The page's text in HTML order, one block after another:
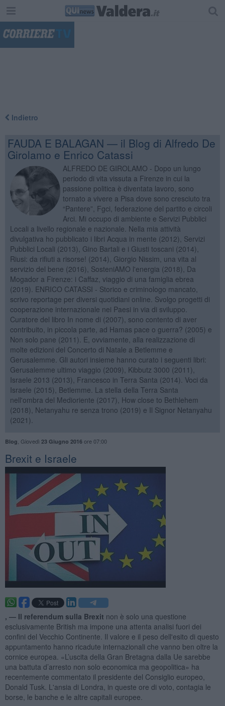
Indietro
FAUDA E BALAGAN — il Blog di Alfredo De
Girolamo e Enrico Catassi
ALFREDO DE GIROLAMO - Dopo un lungo
periodo di vita vissuta a Firenze in cui la
passione politica è diventata lavoro, sono
tornato a vivere a Pisa dove sono cresciuto tra
“Pantere”, Fgci, federazione del partito e circoli
Arci. Mi occupo di ambiente e Servizi Pubblici
Locali a livello regionale e nazionale. Nella mia attività
divulgativa ho pubblicato i libri Acqua in mente (2012), Servizi
Pubblici Locali (2013), Gino Bartali e i Giusti toscani (2014),
Riusi: da rifiuti a risorse! (2014), Giorgio Nissim, una vita al
servizio del bene (2016), SosteniAMO l'energia (2018), Da
Mogador a Firenze: i Caffaz, viaggio di una famiglia ebrea
(2019). ENRICO CATASSI - Storico e criminologo mancato,
scrivo reportage per diversi quotidiani online. Svolgo progetti di
cooperazione internazionale nei Paesi in via di sviluppo.
Curatore del libro In nome di (2007), sono contento di aver
contribuito, in piccola parte, ad Hamas pace o guerra? (2005) e
Non solo pane (2011). E, ovviamente, alla realizzazione di
molte edizioni del Concerto di Natale a Betlemme e
Gerusalemme. Gli autori insieme hanno curato i seguenti libri:
Gerusalemme ultimo viaggio (2009), Kibbutz 3000 (2011),
Israele 2013 (2013), Francesco in Terra Santa (2014). Voci da
Israele (2015), Betlemme. La stella della Terra Santa
nell'ombra del Medioriente (2017), How close to Bethlehem
(2018), Netanyahu re senza trono (2019) e Il Signor Netanyahu
(2021).
Blog Giovedì 23 Giugno 2016ore 07:00
Brexit e Israele
, — Il referendum sulla Brexit non è solo una questione
esclusivamente British ma impone una attenta analisi fuori dei
confini del Vecchio Continente. Il valore e il peso dell'esito di questo
appuntamento hanno ricadute internazionali che vanno ben oltre la
cornice europea. «L’uscita della Gran Bretagna dalla Ue sarebbe
una battuta d’arresto non solo economica ma geopolitica» ha
recentemente commentato il presidente del Consiglio europeo,
Donald Tusk. L'ansia di Londra, in queste ore di voto, contagia le
borse, le banche e le altre capitali europee.